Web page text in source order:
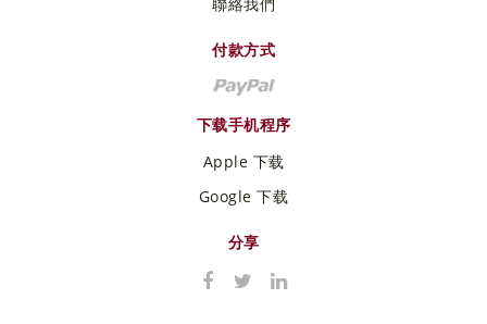
付款方式
下载手机程序
Apple 下载
Google 下载
分享